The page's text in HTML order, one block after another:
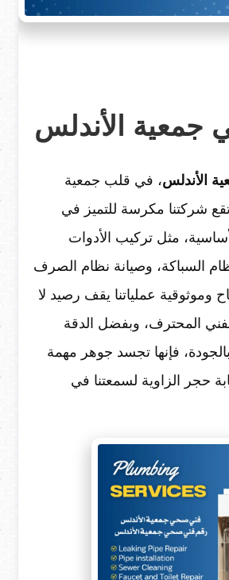
الأندلس
الأندلس، في قلب جمعية
تقع شركتنا مكرسة للتميز في
مثل تركيب الأدوات
السباكة، وصيانة نظام الصرف
وموثوقية عملياتنا يقف رصيد لا
المحترف، وبفضل الدقة
بالجودة، فإنها تجسد جوهر مهمة
حجر الزاوية لسمعتنا في